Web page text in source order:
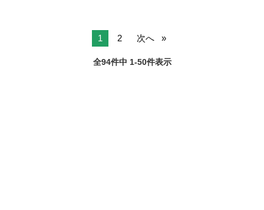
1 2 次へ
全94件中 1-50件表示